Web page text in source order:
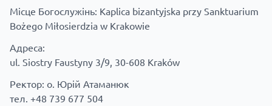
Місце Богослужінь: Kaplica bizantyjska przy Sanktuarium
Bożego Miłosierdzia w Krakowie
Адреса:
ul. Siostry Faustyny 3/9, 30-608 Kraków
Ректор: о. Юрій Атаманюк
тел. +48 739 677 504